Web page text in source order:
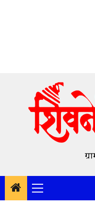
content
Primary
Menu